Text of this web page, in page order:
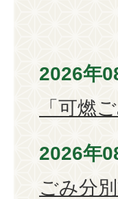
2026年
「可燃
2026年
ごみ分